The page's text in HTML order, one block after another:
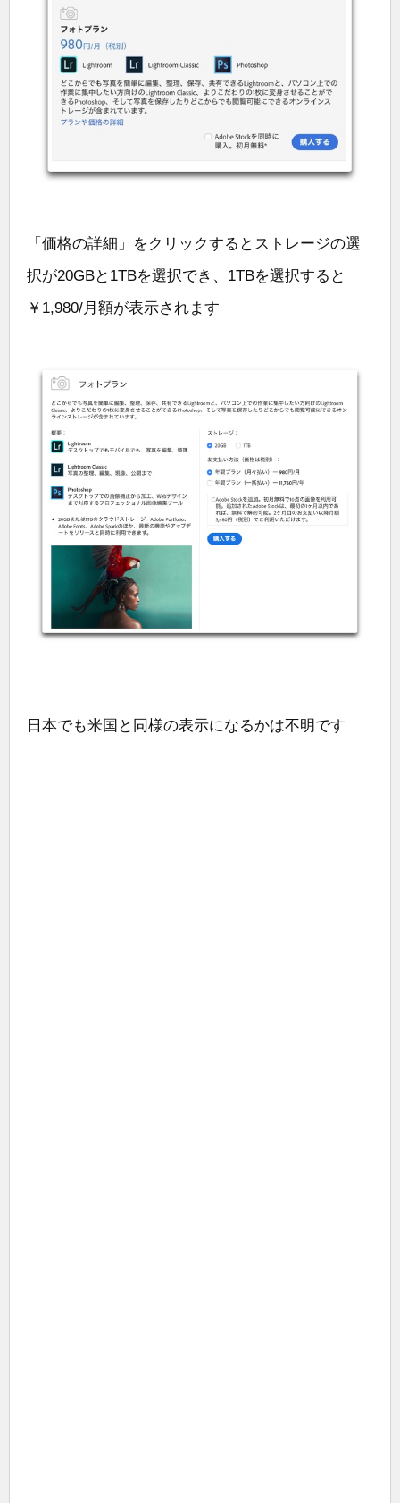
「価格の詳細」をクリックするとストレージの選
択が20GBと1TBを選択でき、1TBを選択すると
￥1,980/月額が表示されます
日本でも米国と同様の表示になるかは不明です